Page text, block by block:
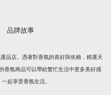
品牌故事
品店。憑著對香氛的喜好與依賴，精選天
香氛商品可以帶給繁忙生活中更多美好感
一起享受香氛生活。